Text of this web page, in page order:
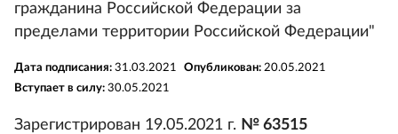
гражданина Российской Федерации за
пределами территории Российской Федерации"
Дата подписания: 31.03.2021 Опубликован: 20.05.2021
Вступает в силу: 30.05.2021
Зарегистрирован 19.05.2021 г. № 63515